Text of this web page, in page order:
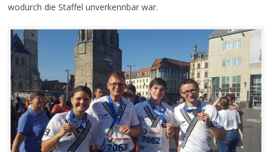
wodurch die Staffel unverkennbar war.